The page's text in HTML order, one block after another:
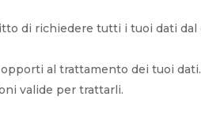
di richiedere tutti i tuoi dati
al trattamento dei tuoi
valide per trattarli.